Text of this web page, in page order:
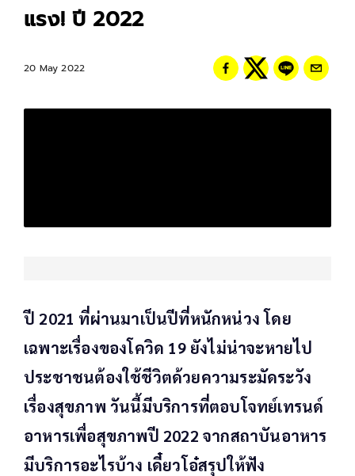
แรง! ปี 2022
20 May 2022
ปี 2021 ที่ผ่านมาเป็นปีที่หนักหน่วง โดย
เฉพาะเรื่องของโควิด 19 ยังไม่น่าจะหายไป
ประชาชนต้องใช้ชีวิตด้วยความระมัดระวัง
เรื่องสุขภาพ วันนี้มีบริการที่ตอบโจทย์เทรนด์
อาหารเพื่อสุขภาพปี 2022 จากสถาบันอาหาร
มีบริการอะไรบ้าง เดี๋ยวโอ๋สรุปให้ฟัง